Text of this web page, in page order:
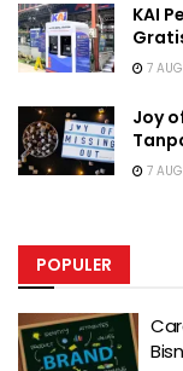
KAI
7
Joy
7
POPULER